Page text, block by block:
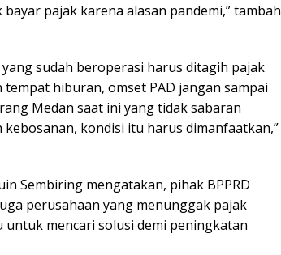
pajak karena alasan pandemi,” tambah
sudah beroperasi harus ditagih pajak
hiburan, omset PAD jangan sampai
Medan saat ini yang tidak sabaran
kondisi itu harus dimanfaatkan,”
Sembiring mengatakan, pihak BPPRD
perusahaan yang menunggak pajak
untuk mencari solusi demi peningkatan